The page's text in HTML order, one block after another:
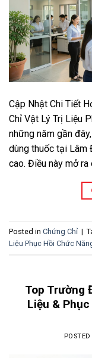
Cập Nhật Chi Tiết
Chỉ Vật Lý Trị Liệu
những năm gần
dùng thuốc tại Lâm
cao. Điều này mở ra
Posted in Chứng Chỉ |
Liệu Phục Hồi Chức
Top Trường
Liệu &